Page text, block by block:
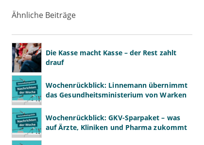
Ähnliche Beiträge
Die Kasse macht Kasse – der Rest zahlt
drauf
Wochenrückblick: Linnemann übernimmt
das Gesundheitsministerium von Warken
Wochenrückblick: GKV-Sparpaket – was
auf Ärzte, Kliniken und Pharma zukommt